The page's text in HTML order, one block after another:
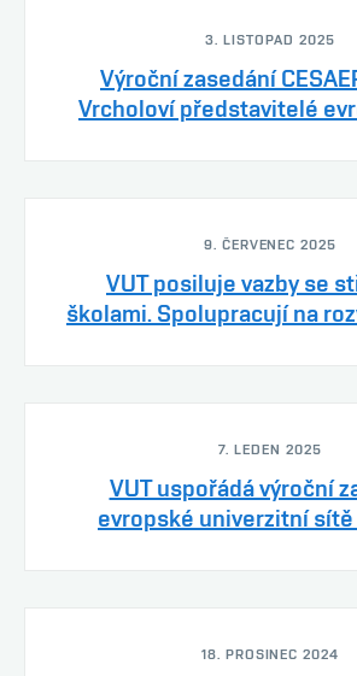
3. LISTOPAD 2025
Výroční zasedání
Vrcholoví představitelé
9. ČERVENEC 2025
VUT posiluje vazby se
školami. Spolupracují na
7. LEDEN 2025
VUT uspořádá výroční
evropské univerzitní sítě
18. PROSINEC 2024